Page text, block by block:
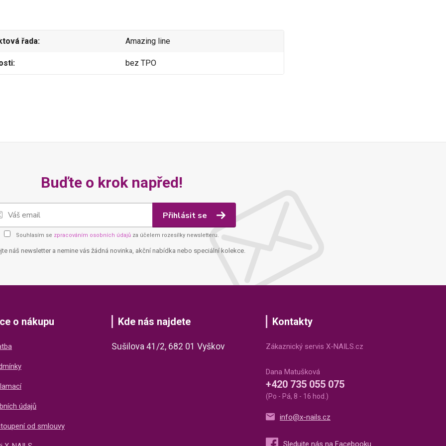
řada Amazing line
bez TPO
Buďte o krok napřed!
Přihlásit se
Souhlasím se zpracováním osobních údajů za účelem rozesílky newsletteru.
náš newsletter a nemine vás žádná novinka, akční nabídka nebo speciální kolekce.
o nákupu
údajů
od smlouvy
Kde nás najdete
Sušilova 41/2, 682 01 Vyškov
Kontakty
Zákaznický servis X-NAILS.cz
Dana Matušková
+420 735 055 075
(Po - Pá, 8 - 16 hod.)
info@x-nails.cz